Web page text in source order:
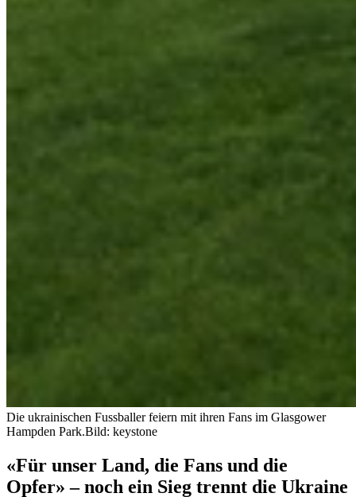
Die ukrainischen Fussballer feiern mit ihren Fans im Glasgower
Hampden Park.Bild: keystone
«Für unser Land, die Fans und die
Opfer» – noch ein Sieg trennt die Ukraine